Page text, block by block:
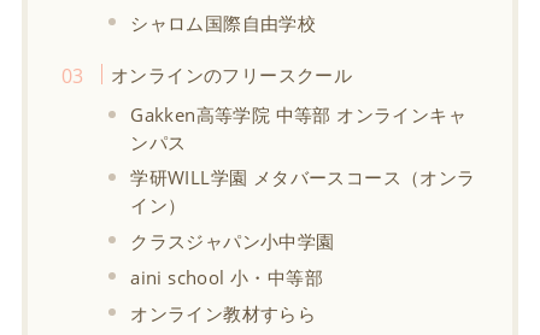
シャロム国際自由学校
オンラインのフリースクール
Gakken高等学院 中等部 オンラインキャ
ンパス
学研WILL学園 メタバースコース（オンラ
イン）
クラスジャパン小中学園
aini school 小・中等部
オンライン教材すらら